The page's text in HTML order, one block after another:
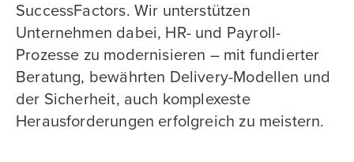
SuccessFactors. Wir unterstützen
Unternehmen dabei, HR- und Payroll-
Prozesse zu modernisieren – mit fundierter
Beratung, bewährten Delivery-Modellen und
der Sicherheit, auch komplexeste
Herausforderungen erfolgreich zu meistern.